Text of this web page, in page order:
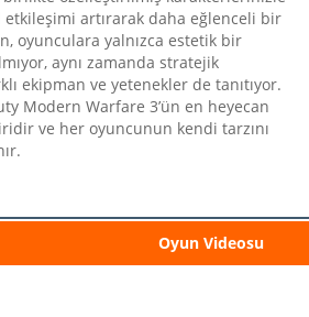
etkileşimi artırarak daha eğlenceli bir
oyunculara yalnızca estetik bir
aynı zamanda stratejik
ekipman ve yetenekler de tanıtıyor.
Modern Warfare 3’ün en heyecan
ve her oyuncunun kendi tarzını
Oyun Videosu